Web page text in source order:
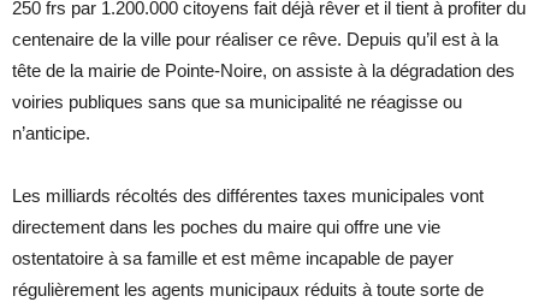
250 frs par 1.200.000 citoyens fait déjà rêver et il tient à profiter du
centenaire de la ville pour réaliser ce rêve. Depuis qu’il est à la
tête de la mairie de Pointe-Noire, on assiste à la dégradation des
voiries publiques sans que sa municipalité ne réagisse ou
n’anticipe.
Les milliards récoltés des différentes taxes municipales vont
directement dans les poches du maire qui offre une vie
ostentatoire à sa famille et est même incapable de payer
régulièrement les agents municipaux réduits à toute sorte de